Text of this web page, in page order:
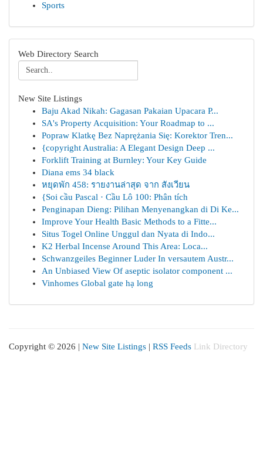
Sports
Web Directory Search
New Site Listings
Baju Akad Nikah: Gagasan Pakaian Upacara P...
SA's Property Acquisition: Your Roadmap to ...
Popraw Klatkę Bez Naprężania Się: Korektor Tren...
{copyright Australia: A Elegant Design Deep ...
Forklift Training at Burnley: Your Key Guide
Diana ems 34 black
หยุดพัก 458: รายงานล่าสุด จาก สังเวียน
{Soi cầu Pascal · Cầu Lô 100: Phân tích
Penginapan Dieng: Pilihan Menyenangkan di Di Ke...
Improve Your Health Basic Methods to a Fitte...
Situs Togel Online Unggul dan Nyata di Indo...
K2 Herbal Incense Around This Area: Loca...
Schwanzgeiles Beginner Luder In versautem Austr...
An Unbiased View Of aseptic isolator component ...
Vinhomes Global gate hạ long
Copyright © 2026 | New Site Listings | RSS Feeds Link Directory